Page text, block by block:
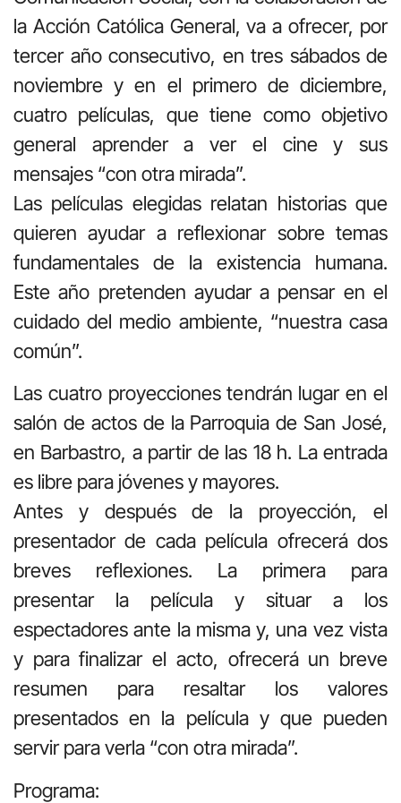
la Acción Católica General, va a ofrecer, por
tercer año consecutivo, en tres sábados de
noviembre y en el primero de diciembre,
cuatro películas, que tiene como objetivo
general aprender a ver el cine y sus
mensajes “con otra mirada”.
Las películas elegidas relatan historias que
quieren ayudar a reflexionar sobre temas
fundamentales de la existencia humana.
Este año pretenden ayudar a pensar en el
cuidado del medio ambiente, “nuestra casa
común”.
Las cuatro proyecciones tendrán lugar en el
salón de actos de la Parroquia de San José,
en Barbastro, a partir de las 18 h. La entrada
es libre para jóvenes y mayores.
Antes y después de la proyección, el
presentador de cada película ofrecerá dos
breves reflexiones. La primera para
presentar la película y situar a los
espectadores ante la misma y, una vez vista
y para finalizar el acto, ofrecerá un breve
resumen para resaltar los valores
presentados en la película y que pueden
servir para verla “con otra mirada”.
Programa: